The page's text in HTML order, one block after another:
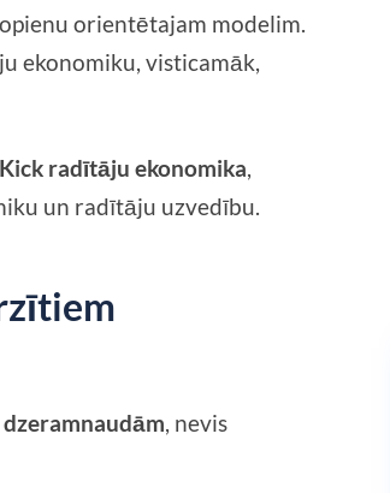
orientētajam modelim.
ekonomiku, visticamāk,
radītāju ekonomika,
un radītāju uzvedību.
, nevis